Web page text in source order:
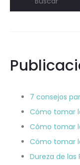
7 consejos
Cómo tomar
Cómo tomar
Cómo tomar
Dureza de las